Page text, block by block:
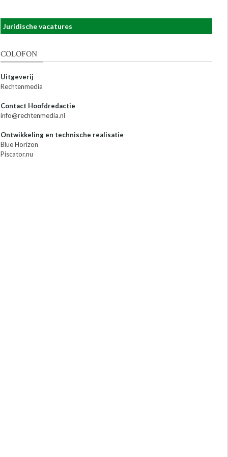
Juridische vacatures
COLOFON
Uitgeverij
Rechtenmedia
Contact Hoofdredactie
info@rechtenmedia.nl
Ontwikkeling en technische realisatie
Blue Horizon
Piscator.nu